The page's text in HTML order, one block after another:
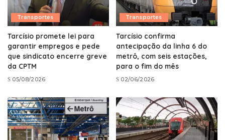
Transportes
Tarcísio promete lei para
garantir empregos e pede
que sindicato encerre greve
da CPTM
05/08/2026
Transportes
Tarcísio confirma
antecipação da linha 6 do
metrô, com seis estações,
para o fim do mês
02/06/2026